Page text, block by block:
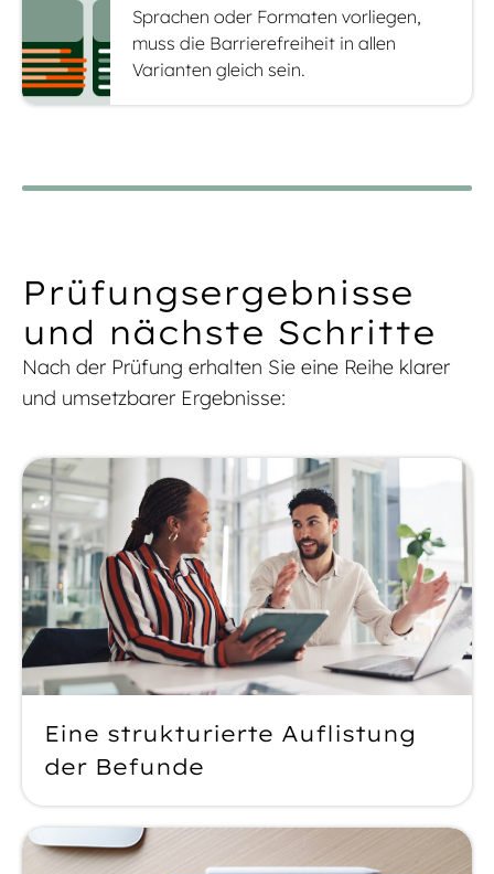
Sprachen oder Formaten vorliegen,
muss die Barrierefreiheit in allen
Varianten gleich sein.
Prüfungsergebnisse
und nächste Schritte
Nach der Prüfung erhalten Sie eine Reihe klarer
und umsetzbarer Ergebnisse:
Eine strukturierte Auflistung
der Befunde